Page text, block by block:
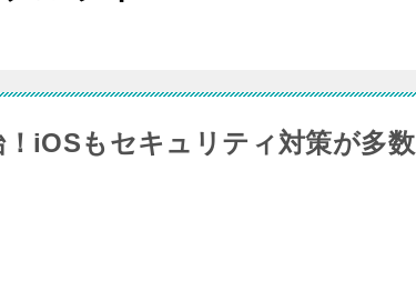
！iOSもセキュリティ対策が多数